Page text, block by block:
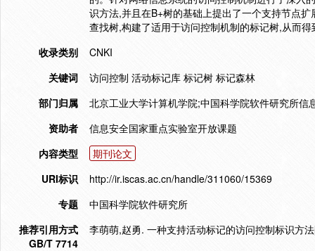
识方法,并且在B+树的基础上提出了一个支持节点
查找树,构建了适用于访问控制机制的标记树,从而
收录类别
CNKI
关键词
访问控制 活动标记库 标记树 标记森林
部门归属
北京工业大学计算机学院;中国科学院软件研究所信
资助者
信息安全国家重点实验室开放课题
内容类型
期刊论文
URI标识
http://ir.iscas.ac.cn/handle/311060/15369
专题
中国科学院软件研究所
推荐引用方式
GB/T 7714
李萌萌,赵勇. 一种支持活动标记的访问控制标识方